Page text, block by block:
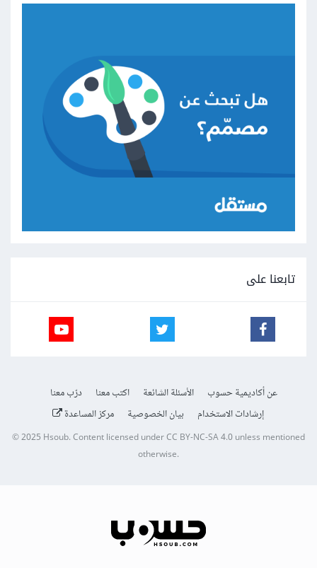
تابعنا على
عن أكاديمية حسوب الأسئلة الشائعة اكتب معنا
درّب معنا
إرشادات الاستخدام
بيان الخصوصية مركز المساعدة
© 2025Hsoub.Content licensed underCC BY-NC-SA 4.0unless mentioned
otherwise.